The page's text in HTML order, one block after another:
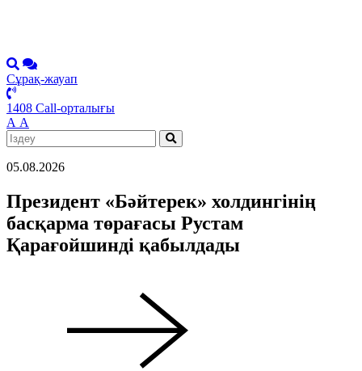
Сұрақ-жауап
1408 Call-орталығы
А А
05.08.2026
Президент «Бәйтерек» холдингінің
басқарма төрағасы Рустам
Қарағойшинді қабылдады